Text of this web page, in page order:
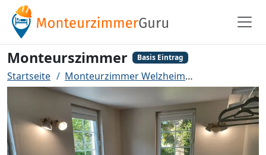
Monteurszimmer Basis Eintrag
Startseite Monteurzimmer Welzheim